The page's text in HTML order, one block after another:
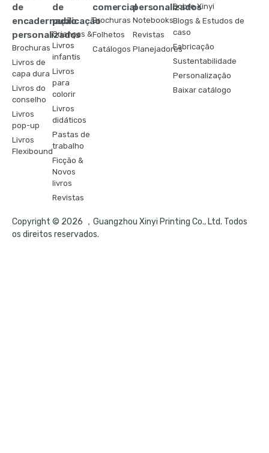
de
encadernação
personalizados
Brochuras
Livros de
capa dura
Livros do
conselho
Livros
pop-up
Livros
Flexibound
de
publicação
Crianças &
Livros
infantis
Livros
para
colorir
Livros
didáticos
Pastas de
trabalho
Ficção &
Novos
livros
Revistas
comercial
Brochuras
Folhetos
Catálogos
personalizados
Notebooks
Revistas
Planejadores
Sobre Xinyi
Blogs & Estudos de
caso
Fabricação
Sustentabilidade
Personalização
Baixar catálogo
Copyright © 2026 ，Guangzhou Xinyi Printing Co., Ltd. Todos
os direitos reservados.